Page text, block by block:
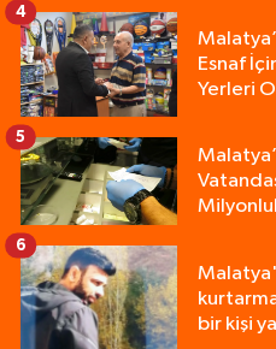
Esnaf
Yerleri
4
5
bir kişi
6